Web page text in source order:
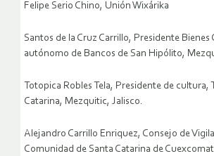
Felipe Serio Chino, Unión Wixárika
Santos de la Cruz Carrillo, Presidente Bienes
autónomo de Bancos de San Hipólito,
Totopica Robles Tela, Presidente de cultura,
Catarina, Mezquitic, Jalisco.
Alejandro Carrillo Enriquez, Consejo de
Comunidad de Santa Catarina de